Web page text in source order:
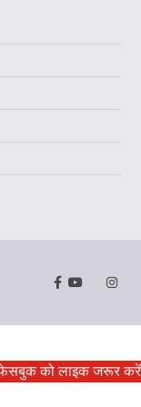
Facebook
Youtube
Twitter
फेसबुक को लाइक जरूर